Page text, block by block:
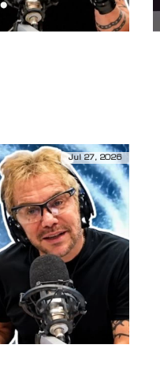
Jul 27, 2026